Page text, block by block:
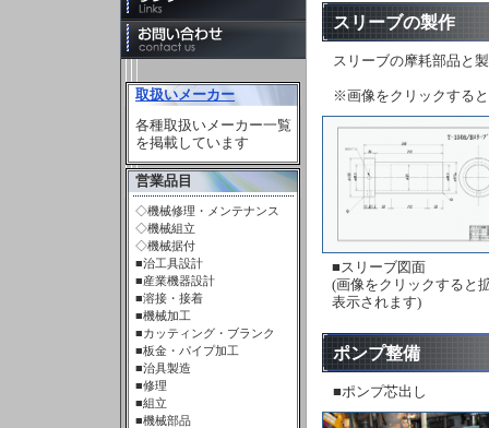
取扱いメーカー
各種取扱いメーカー一覧
を掲載しています
営業品目
◇機械修理・メンテナンス
◇機械組立
◇機械据付
■治工具設計
■産業機器設計
■溶接・接着
■機械加工
■カッティング・ブランク
■板金・パイプ加工
■治具製造
■修理
■組立
■機械部品
スリーブの製作
スリーブの摩耗部品と
※画像をクリックする
■スリーブ図面
(画像をクリックすると
表示されます)
ポンプ整備
■ポンプ芯出し